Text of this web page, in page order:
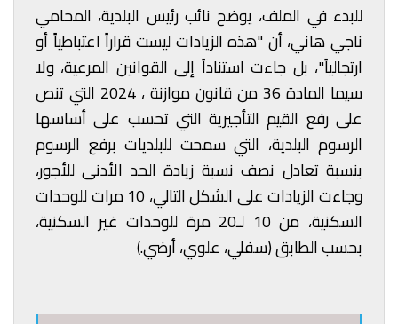
للبدء في الملف، يوضح نائب رئيس البلدية، المحامي
ناجي هاني، أن "هذه الزيادات ليست قراراً اعتباطياً أو
ارتجالياً"، بل جاءت استناداً إلى القوانين المرعية، ولا
سيما المادة 36 من قانون موازنة ، 2024 التي تنص
على رفع القيم التأجيرية التي تحسب على أساسها
الرسوم البلدية، التي سمحت للبلديات برفع الرسوم
بنسبة تعادل نصف نسبة زيادة الحد الأدنى للأجور،
وجاءت الزيادات على الشكل التالي، 10 مرات للوحدات
السكنية، من 10 لـ20 مرة للوحدات غير السكنية،
بحسب الطابق (سفلي، علوي، أرضي.)